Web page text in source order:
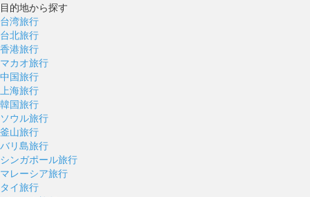
目的地から探す
台湾旅行
台北旅行
香港旅行
マカオ旅行
中国旅行
上海旅行
韓国旅行
ソウル旅行
釜山旅行
バリ島旅行
シンガポール旅行
マレーシア旅行
タイ旅行